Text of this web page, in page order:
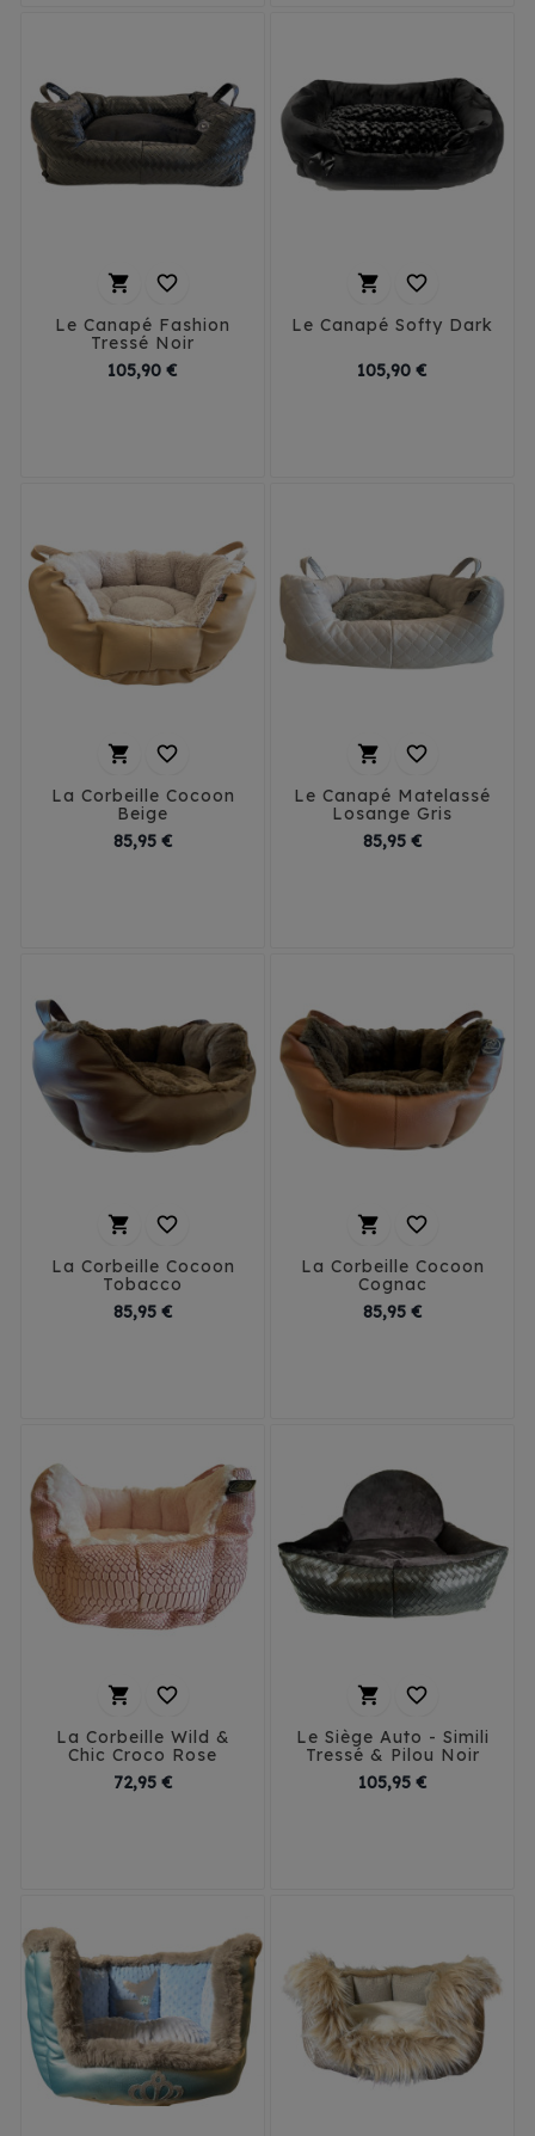
 
Le Canapé Fashion
Tressé Noir
T1 - 40 cm
105,90 €
 
Le Canapé Softy Dark
T1 - 40 cm
105,90 €
 
La Corbeille Cocoon
Beige
T1 - 40 cm
85,95 €Prix
 
Le Canapé Matelassé
Losange Gris
T1 - 40 cm
85,95 €Prix
 
La Corbeille Cocoon
Tobacco
T1 - 40 cm
85,95 €Prix
 
La Corbeille Cocoon
Cognac
T1 - 40 cm
85,95 €Prix
 
La Corbeille Wild &
Chic Croco Rose
T1 - 40 cm
72,95 €Prix
 
Le Siège Auto - Simili
Tressé & Pilou Noir
105,95 €Prix